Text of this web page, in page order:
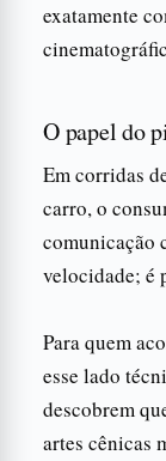
exatamente
O papel do
Em corridas
carro, o
comunicação
velocidade; é
Para quem
esse lado
descobrem
artes cênicas